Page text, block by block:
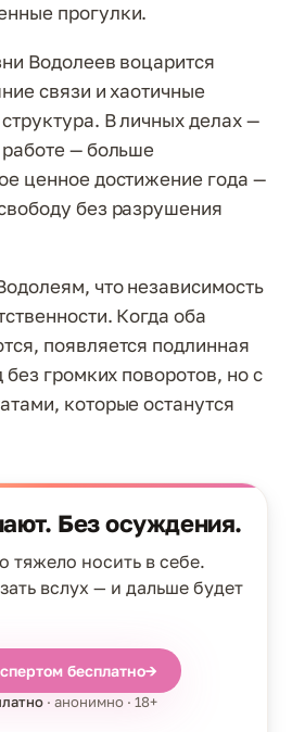
прогулки.
Водолеев воцарится
связи и хаотичные
В личных делах —
— больше
ценное достижение года —
без разрушения
что независимость
Когда оба
появляется подлинная
без громких поворотов, но с
которые останутся
Без осуждения.
тяжело носить в себе.
вслух — и дальше будет
бесплатно→
· анонимно · 18+